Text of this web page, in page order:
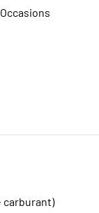
Occasions
carburant)